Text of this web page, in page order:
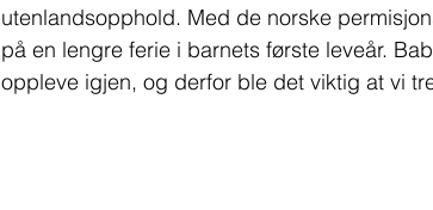
utenlandsopphold. Med de norske
på en lengre ferie i barnets første leveår.
oppleve igjen, og derfor ble det viktig at vi